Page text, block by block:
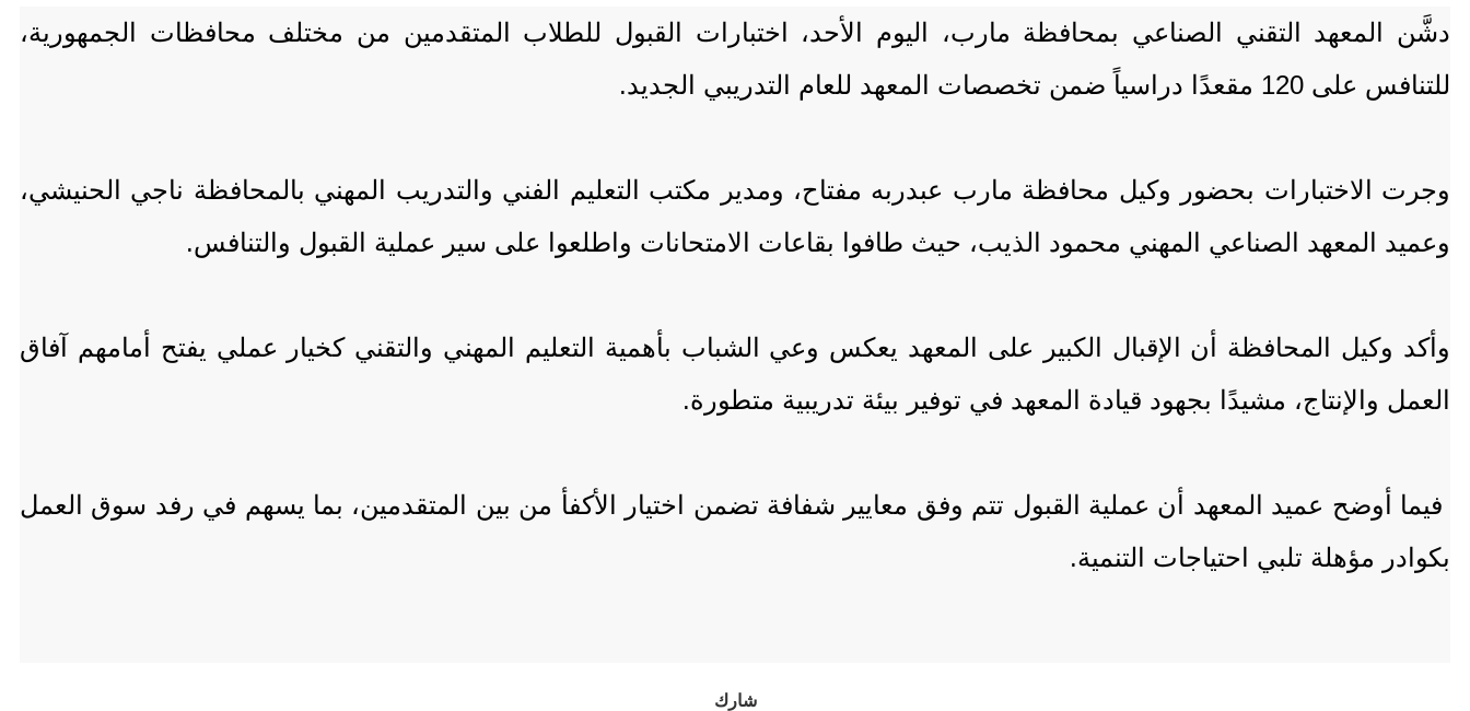
دشَّن المعهد التقني الصناعي بمحافظة مارب، اليوم الأحد، اختبارات القبول للطلاب المتقدمين من مختلف محافظات الجمهورية،
للتنافس على 120 مقعدًا دراسياً ضمن تخصصات المعهد للعام التدريبي الجديد.
وجرت الاختبارات بحضور وكيل محافظة مارب عبدربه مفتاح، ومدير مكتب التعليم الفني والتدريب المهني بالمحافظة ناجي الحنيشي،
وعميد المعهد الصناعي المهني محمود الذيب، حيث طافوا بقاعات الامتحانات واطلعوا على سير عملية القبول والتنافس.
وأكد وكيل المحافظة أن الإقبال الكبير على المعهد يعكس وعي الشباب بأهمية التعليم المهني والتقني كخيار عملي يفتح أمامهم آفاق
العمل والإنتاج، مشيدًا بجهود قيادة المعهد في توفير بيئة تدريبية متطورة.
فيما أوضح عميد المعهد أن عملية القبول تتم وفق معايير شفافة تضمن اختيار الأكفأ من بين المتقدمين، بما يسهم في رفد سوق العمل
بكوادر مؤهلة تلبي احتياجات التنمية.
شارك